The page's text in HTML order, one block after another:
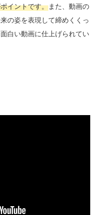
イントです。また、動画の
の姿を表現して締めくくっ
白い動画に仕上げられてい